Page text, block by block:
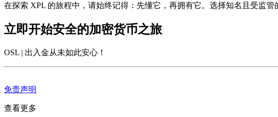
在探索 XPL 的旅程中，请始终记得：先懂它，再拥有它。选择知名且受监
立即开始安全的加密货币之旅
OSL | 出入金从未如此安心 ！
免责声明
查看更多